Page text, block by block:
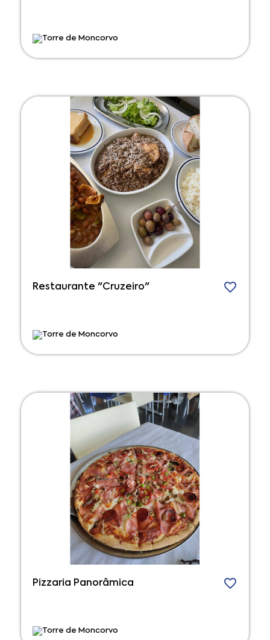
Torre de Moncorvo
Restaurante "Cruzeiro"
Torre de Moncorvo
Pizzaria Panorâmica
Torre de Moncorvo